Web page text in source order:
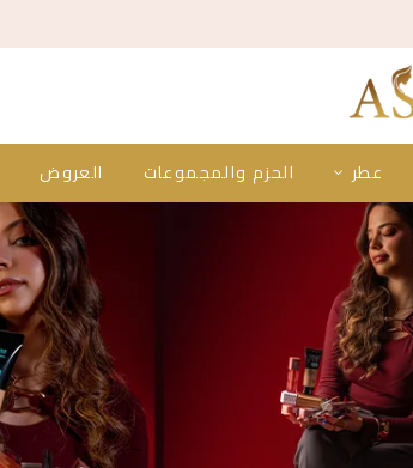
عطر الحزم والمجموعات العروض